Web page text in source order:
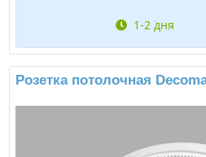
1-2 дня
Розетка потолочная